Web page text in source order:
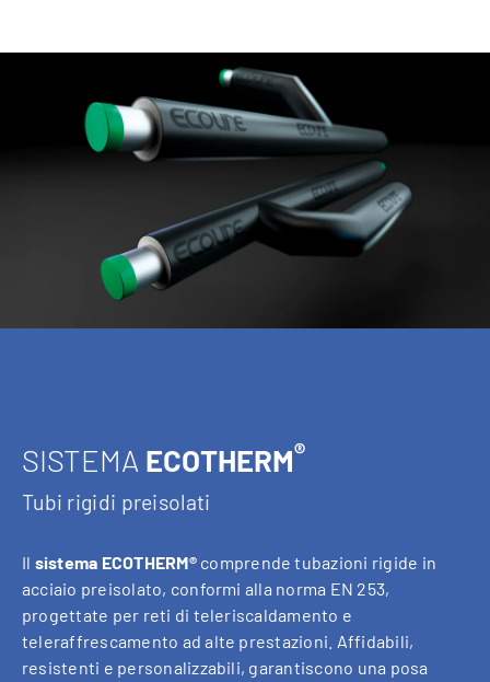
SISTEMA ECOTHERM®
Tubi rigidi preisolati
Il sistema ECOTHERM®comprende tubazioni rigide in
acciaio preisolato, conformi alla norma EN 253,
progettate per reti di teleriscaldamento e
teleraffrescamento ad alte prestazioni. Affidabili,
resistenti e personalizzabili, garantiscono una posa